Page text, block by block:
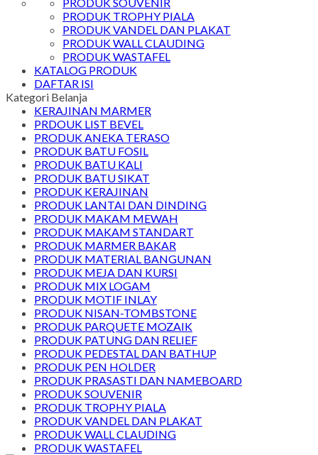
PRODUK TROPHY PIALA
PRODUK VANDEL DAN PLAKAT
PRODUK WALL CLAUDING
PRODUK WASTAFEL
KATALOG PRODUK
DAFTAR ISI
Kategori Belanja
KERAJINAN MARMER
PRDOUK LIST BEVEL
PRODUK ANEKA TERASO
PRODUK BATU FOSIL
PRODUK BATU KALI
PRODUK BATU SIKAT
PRODUK KERAJINAN
PRODUK LANTAI DAN DINDING
PRODUK MAKAM MEWAH
PRODUK MAKAM STANDART
PRODUK MARMER BAKAR
PRODUK MATERIAL BANGUNAN
PRODUK MEJA DAN KURSI
PRODUK MIX LOGAM
PRODUK MOTIF INLAY
PRODUK NISAN-TOMBSTONE
PRODUK PARQUETE MOZAIK
PRODUK PATUNG DAN RELIEF
PRODUK PEDESTAL DAN BATHUP
PRODUK PEN HOLDER
PRODUK PRASASTI DAN NAMEBOARD
PRODUK SOUVENIR
PRODUK TROPHY PIALA
PRODUK VANDEL DAN PLAKAT
PRODUK WALL CLAUDING
PRODUK WASTAFEL